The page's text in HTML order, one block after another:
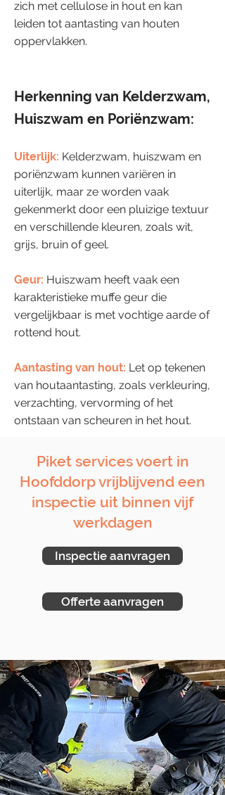
zich met cellulose in hout en kan
leiden tot aantasting van houten
oppervlakken.
Herkenning van Kelderzwam,
Huiszwam en Poriënzwam:
Uiterlijk: Kelderzwam, huiszwam en
poriënzwam kunnen variëren in
uiterlijk, maar ze worden vaak
gekenmerkt door een pluizige textuur
en verschillende kleuren, zoals wit,
grijs, bruin of geel.
Geur: Huiszwam heeft vaak een
karakteristieke muffe geur die
vergelijkbaar is met vochtige aarde of
rottend hout.
Aantasting van hout: Let op tekenen
van houtaantasting, zoals verkleuring,
verzachting, vervorming of het
ontstaan van scheuren in het hout.
Piket services voert in
Hoofddorp vrijblijvend een
inspectie uit binnen vijf
werkdagen
Inspectie aanvragen
Offerte aanvragen